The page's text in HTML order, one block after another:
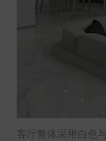
客厅整体采用白色